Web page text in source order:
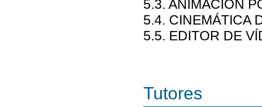
5.3. ANIMACIÓN
5.4. CINEMÁTICA
5.5. EDITOR DE
Tutores